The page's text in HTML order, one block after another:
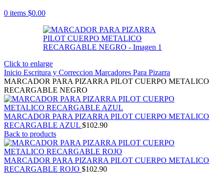
0 items $0.00
Click to enlarge
Inicio Escritura y Correccion Marcadores Para Pizarra
MARCADOR PARA PIZARRA PILOT CUERPO METALICO
RECARGABLE NEGRO
MARCADOR PARA PIZARRA PILOT CUERPO METALICO
RECARGABLE AZUL $102.90
Back to products
MARCADOR PARA PIZARRA PILOT CUERPO METALICO
RECARGABLE ROJO $102.90